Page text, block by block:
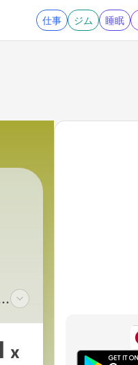
仕事 ジム 睡眠
x